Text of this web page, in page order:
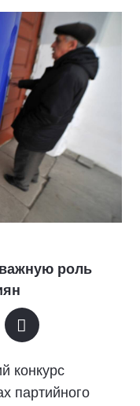
роль
конкурс
партийного